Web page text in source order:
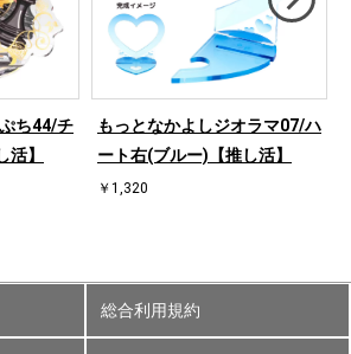
ち44/チ
】
もっとなかよしジオラマ07/ハ
ート右(ブルー)【推し活】
￥1,320
総合利用規約